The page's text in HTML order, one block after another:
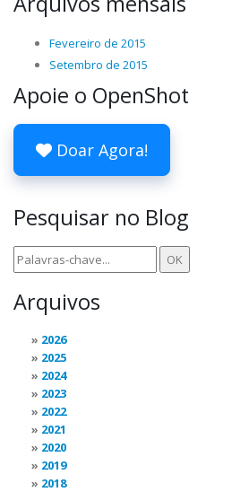
Fevereiro de 2015
Setembro de 2015
Apoie o OpenShot
Doar Agora!
Pesquisar no Blog
Arquivos
2026
2025
2024
2023
2022
2021
2020
2019
2018